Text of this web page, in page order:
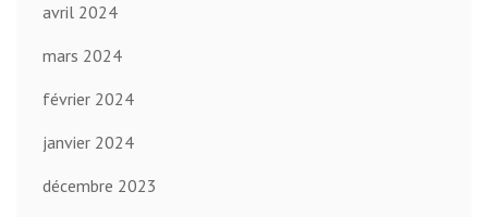
avril 2024
mars 2024
février 2024
janvier 2024
décembre 2023